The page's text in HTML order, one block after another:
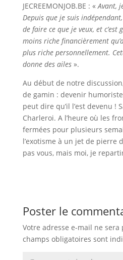
JECREEMONJOB.BE : «Avant,
Depuis que je suis
de faire ce que je veux, et c’est
moins riche financièrement
plus riche personnellement.
donne des ailes ».
Au début de notre
de gamin : devenir
peut dire qu’il l’est devenu !
Charleroi. A l’heure où les
fermées pour plusieurs
l’exotisme à un jet de pierre
pas vous, mais moi, je
Poster le
Votre adresse e-mail ne sera
champs obligatoires sont